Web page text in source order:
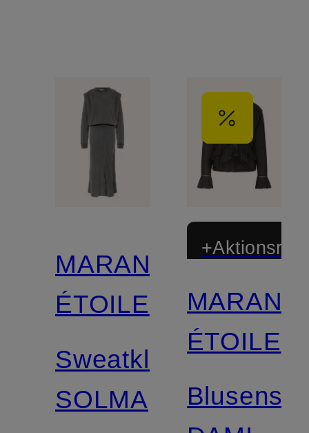
MARANT
ÉTOILE
Sweatkleid
SOLMA
MARANT
ÉTOILE